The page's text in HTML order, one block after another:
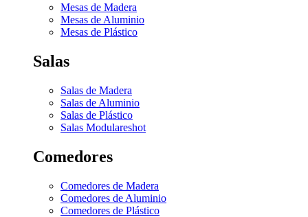
Mesas de Madera
Mesas de Aluminio
Mesas de Plástico
Salas
Salas de Madera
Salas de Aluminio
Salas de Plástico
Salas Modulareshot
Comedores
Comedores de Madera
Comedores de Aluminio
Comedores de Plástico